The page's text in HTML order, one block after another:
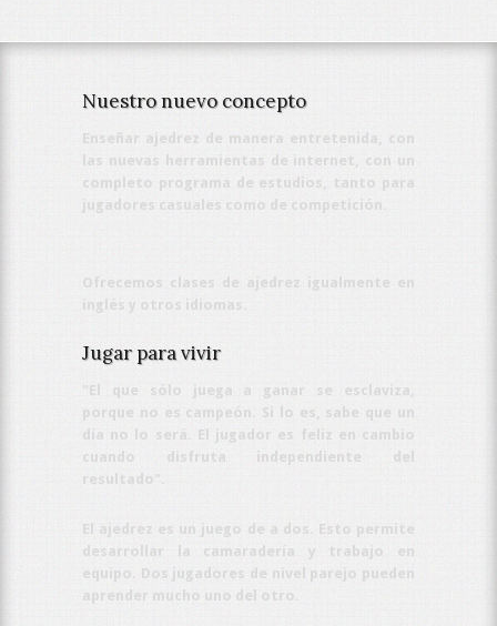
Nuestro nuevo concepto
Enseñar ajedrez de manera entretenida, con
las nuevas herramientas de internet, con un
completo programa de estudios, tanto para
jugadores casuales como de competición.
Ofrecemos clases de ajedrez igualmente en
inglés y otros idiomas.
Jugar para vivir
"El que sólo juega a ganar se esclaviza,
porque no es campeón. Si lo es, sabe que un
día no lo será. El jugador es feliz en cambio
cuando disfruta independiente del
resultado".
El ajedrez es un juego de a dos. Esto permite
desarrollar la camaradería y trabajo en
equipo. Dos jugadores de nivel parejo pueden
aprender mucho uno del otro.